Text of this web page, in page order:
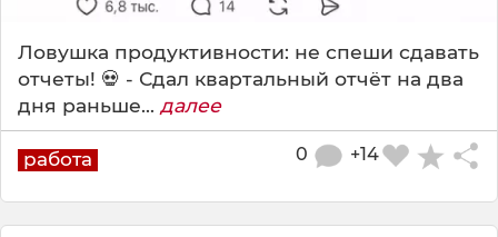
Ловушка продуктивности: не спеши сдавать
отчеты! 💀 - Сдал квартальный отчёт на два
дня раньше... далее
работа +14
0